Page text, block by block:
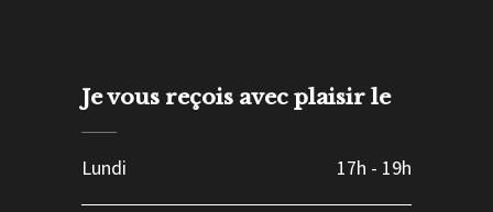
Je vous reçois avec plaisir le
Lundi 17h - 19h